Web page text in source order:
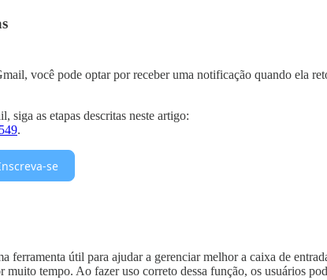
você pode optar por receber uma notificação quando ela
siga as etapas descritas neste artigo:
.
se
ferramenta útil para ajudar a gerenciar melhor a caixa de
muito tempo. Ao fazer uso correto dessa função, os usuários